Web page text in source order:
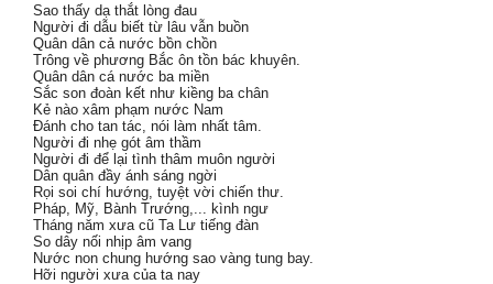
Sao thấy dạ thắt lòng đau
Người đi dẫu biết từ lâu vẫn buồn
Quân dân cả nước bồn chồn
Trông về phương Bắc ôn tồn bác khuyên.
Quân dân cá nước ba miền
Sắc son đoàn kết như kiềng ba chân
Kẻ nào xâm phạm nước Nam
Đánh cho tan tác, nói làm nhất tâm.
Người đi nhẹ gót âm thầm
Người đi để lại tình thâm muôn người
Dân quân đầy ánh sáng ngời
Rọi soi chí hướng, tuyệt vời chiến thư.
Pháp, Mỹ, Bành Trướng,... kình ngư
Tháng năm xưa cũ Ta Lư tiếng đàn
So dây nối nhịp âm vang
Nước non chung hướng sao vàng tung bay.
Hỡi người xưa của ta nay